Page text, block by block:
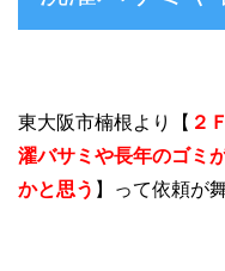
東大阪市楠根より【 ２
濯バサミや長年のゴミ
かと思う 】って依頼が